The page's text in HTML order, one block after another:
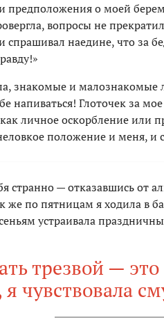
предположения о моей
вопросы не
спрашивал наедине, что за
знакомые и малознакомые
напиваться! Глоточек за
личное оскорбление или
положение и меня, и
странно — отказавшись от
же по пятницам я ходила в
устраивала
трезвой —
я чувствовала